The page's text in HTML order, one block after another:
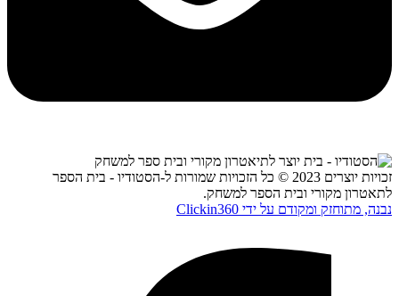
זכויות יוצרים 2023 © כל הזכויות שמורות ל-הסטודיו - בית הספר
לתאטרון מקורי ובית הספר למשחק.
נבנה, מתוחזק ומקודם על ידי Clickin360